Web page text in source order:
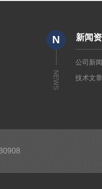
N
NEWS
新闻
公司新
技术文